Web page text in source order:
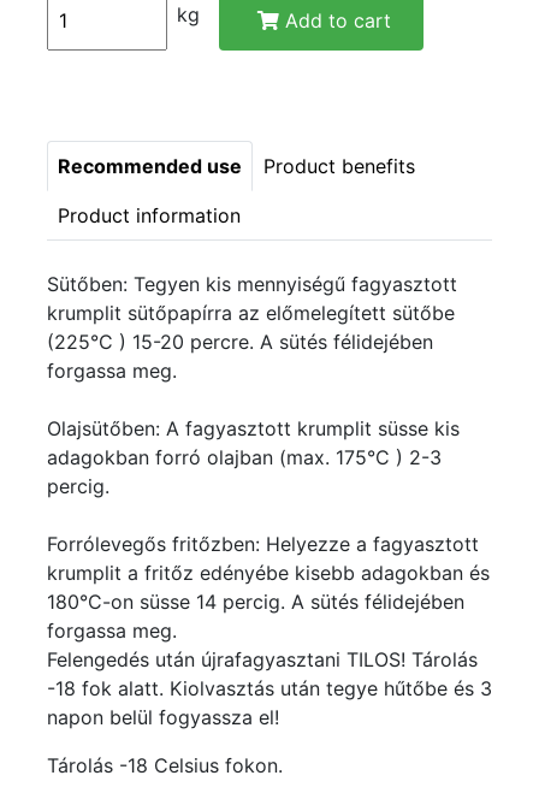
kg Add to cart
Recommended use Product benefits
Product information
Sütőben: Tegyen kis mennyiségű fagyasztott
krumplit sütőpapírra az előmelegített sütőbe
(225°C ) 15-20 percre. A sütés félidejében
forgassa meg.
Olajsütőben: A fagyasztott krumplit süsse kis
adagokban forró olajban (max. 175°C ) 2-3
percig.
Forrólevegős fritőzben: Helyezze a fagyasztott
krumplit a fritőz edényébe kisebb adagokban és
180°C-on süsse 14 percig. A sütés félidejében
forgassa meg.
Felengedés után újrafagyasztani TILOS! Tárolás
-18 fok alatt. Kiolvasztás után tegye hűtőbe és 3
napon belül fogyassza el!
Tárolás -18 Celsius fokon.